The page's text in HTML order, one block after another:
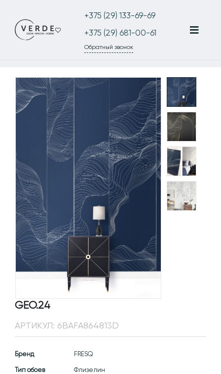
+375 (29) 133-69-69
+375 (29) 681-00-61
Обратный звонок
GEO.24
АРТИКУЛ: 6BAFA864813D
Бренд FRESQ
Тип обоев Флизелин